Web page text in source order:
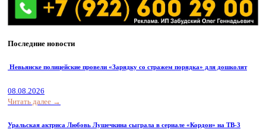
Последние новости
Невьянске полицейские провели «Зарядку со стражем порядка» для дошколят
08.08.2026
Читать далее →
Уральская актриса Любовь Лушечкина сыграла в сериале «Кордон» на ТВ-3